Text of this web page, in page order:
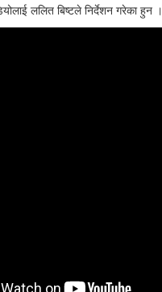
ललित बिष्टले निर्देशन गरेका हुन ।